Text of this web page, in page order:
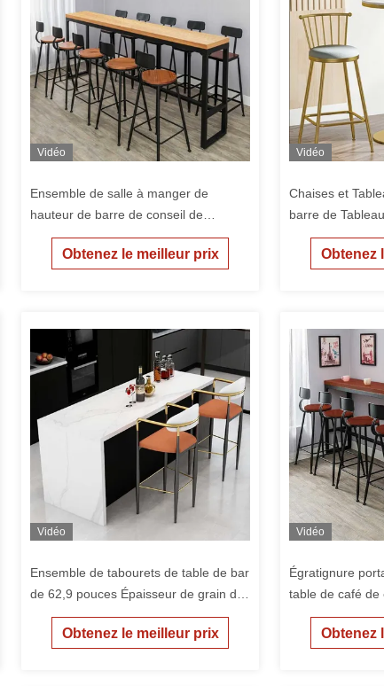
Vidéo
Ensemble de salle à manger de
hauteur de barre de conseil de
mélamine d'épaisseur 16mm
Obtenez le meilleur prix
Vidéo
Chaises et
barre de
pour le salon
Obtenez
Vidéo
Ensemble de tabourets de table de bar
de 62,9 pouces Épaisseur de grain de
bois en marbre blanc 25 mm avec
chaisesObtenez le meilleur prix
Vidéo
Égratignure
table de café de
pouces
Obtenez